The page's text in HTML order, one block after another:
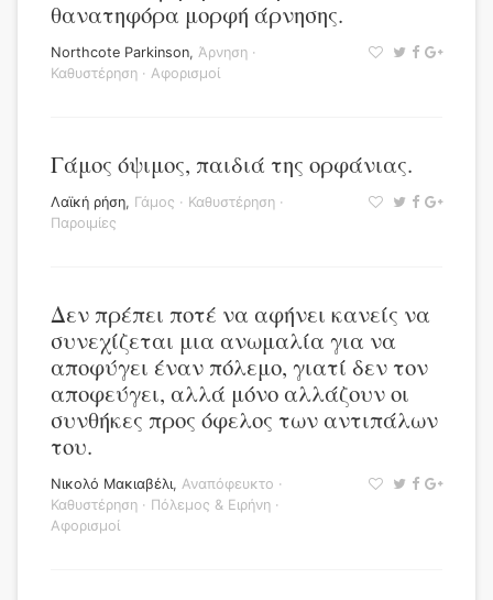
θανατηφόρα μορφή άρνησης.
Northcote Parkinson, Άρνηση ·
Καθυστέρηση · Αφορισμοί
Γάμος όψιμος, παιδιά της ορφάνιας.
Λαϊκή ρήση, Γάμος · Καθυστέρηση ·
Παροιμίες
Δεν πρέπει ποτέ να αφήνει κανείς να
συνεχίζεται μια ανωμαλία για να
αποφύγει έναν πόλεμο, γιατί δεν τον
αποφεύγει, αλλά μόνο αλλάζουν οι
συνθήκες προς όφελος των αντιπάλων
του.
Νικολό Μακιαβέλι, Αναπόφευκτο ·
Καθυστέρηση · Πόλεμος & Ειρήνη ·
Αφορισμοί